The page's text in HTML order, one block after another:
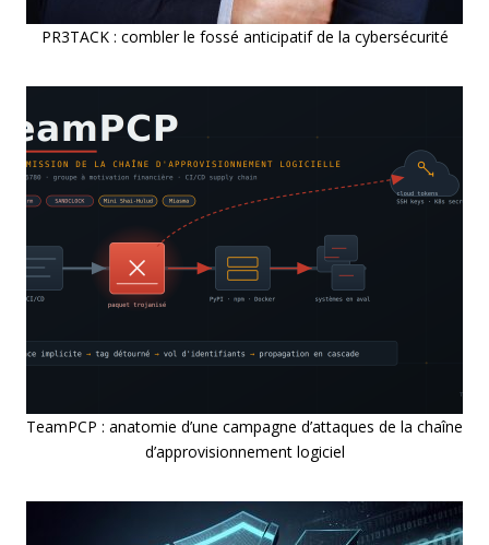
PR3TACK : combler le fossé anticipatif de la cybersécurité
TeamPCP : anatomie d’une campagne d’attaques de la chaîne
d’approvisionnement logiciel